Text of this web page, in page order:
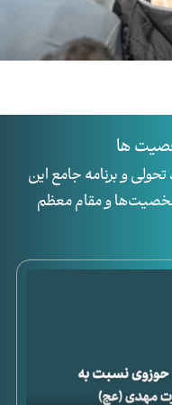
ها
و برنامه جامع این
و مقام معظم